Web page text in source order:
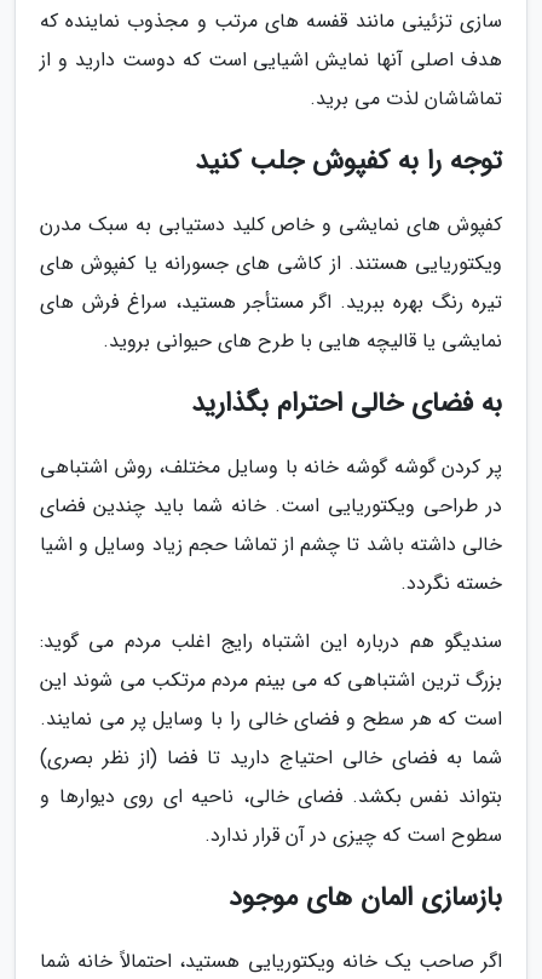
سازی تزئینی مانند قفسه های مرتب و مجذوب نماینده که
هدف اصلی آنها نمایش اشیایی است که دوست دارید و از
تماشاشان لذت می برید.
توجه را به کفپوش جلب کنید
کفپوش های نمایشی و خاص کلید دستیابی به سبک مدرن
ویکتوریایی هستند. از کاشی های جسورانه یا کفپوش های
تیره رنگ بهره ببرید. اگر مستأجر هستید، سراغ فرش های
نمایشی یا قالیچه هایی با طرح های حیوانی بروید.
به فضای خالی احترام بگذارید
پر کردن گوشه گوشه خانه با وسایل مختلف، روش اشتباهی
در طراحی ویکتوریایی است. خانه شما باید چندین فضای
خالی داشته باشد تا چشم از تماشا حجم زیاد وسایل و اشیا
خسته نگردد.
سندیگو هم درباره این اشتباه رایج اغلب مردم می گوید:
بزرگ ترین اشتباهی که می بینم مردم مرتکب می شوند این
است که هر سطح و فضای خالی را با وسایل پر می نمایند.
شما به فضای خالی احتیاج دارید تا فضا (از نظر بصری)
بتواند نفس بکشد. فضای خالی، ناحیه ای روی دیوارها و
سطوح است که چیزی در آن قرار ندارد.
بازسازی المان های موجود
اگر صاحب یک خانه ویکتوریایی هستید، احتمالاً خانه شما